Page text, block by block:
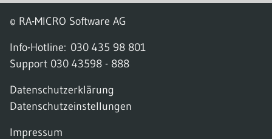
© RA-MICRO Software AG
Info-Hotline: 030 435 98 801
Support 030 43598 - 888
Datenschutzerklärung
Datenschutzeinstellungen
Impressum